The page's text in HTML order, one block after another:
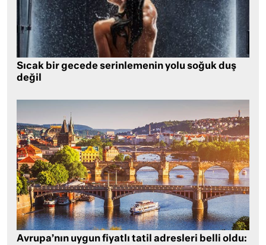
Sıcak bir gecede serinlemenin yolu soğuk duş
değil
Avrupa’nın uygun fiyatlı tatil adresleri belli oldu: